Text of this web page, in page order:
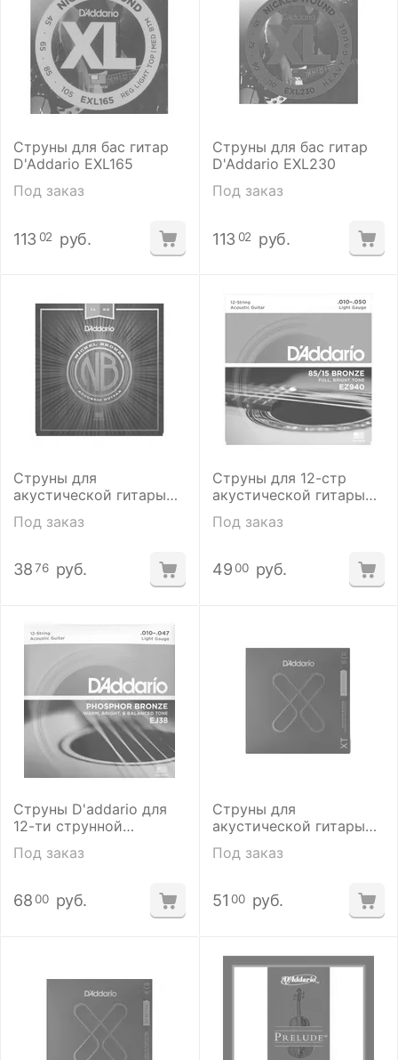
Струны для бас гитар
D'Addario EXL165
Под заказ
113 02 руб.
Струны для бас гитар
D'Addario EXL230
Под заказ
113 02 руб.
Струны для
акустической гитары
D'addario NB1152 11-52
Под заказ
3876 руб.
Струны для 12-стр
акустической гитары
D'Addario EZ940
Под заказ
49 00 руб.
Струны D'addario для
12-ти струнной
EJ38 10-47
Под заказ
68 00 руб.
Струны для
акустической гитары
12-53
Под заказ
51 00 руб.